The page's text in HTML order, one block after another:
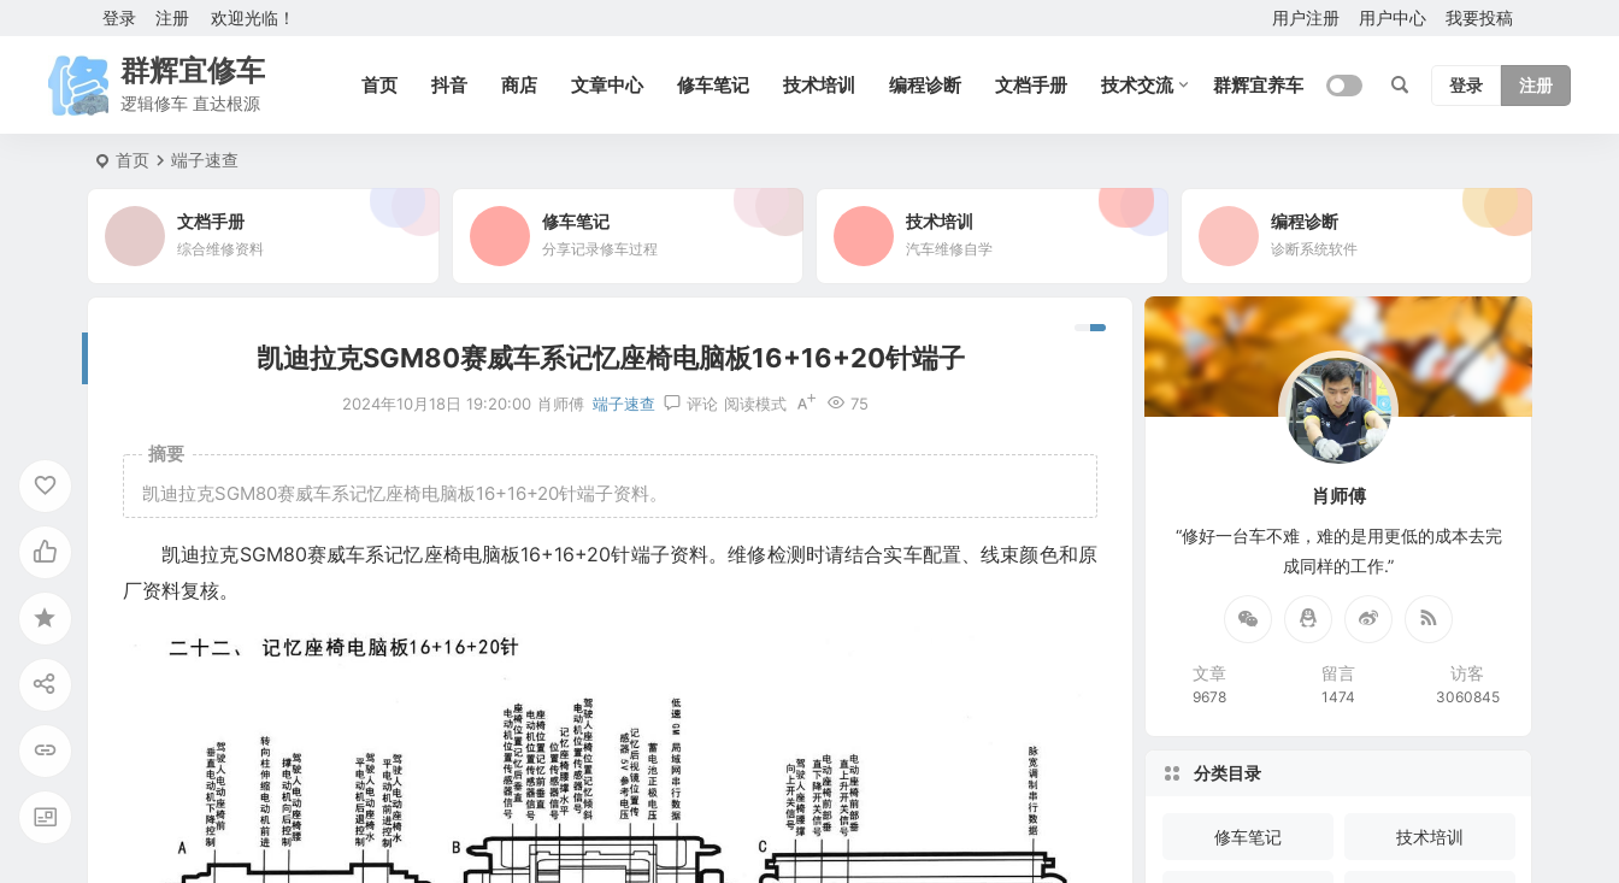
欢迎光临！
登录 注册 用户注册 用户中心 我要投稿
群辉宜修车
逻辑修车 直达根源
首页 抖音 商店 文章中心 修车笔记 技术培训 编程诊断 文档手册 技术交流 群辉宜养车 登录 注册
首页 端子速查
文档手册
综合维修资料
修车笔记
分享记录修车过程
技术培训
汽车维修自学
编程诊断
诊断系统软件
凯迪拉克SGM80赛威车系记忆座椅电脑板16+16+20针端子
2024年10月18日 19:20:00 肖师傅 端子速查 评论 75
阅读模式
摘要
凯迪拉克SGM80赛威车系记忆座椅电脑板16+16+20针端子资料。
凯迪拉克SGM80赛威车系记忆座椅电脑板16+16+20针端子资料。维修检测时请结合实车配置、线束颜色和原
厂资料复核。
肖师傅
“修好一台车不难，难的是用更低的成本去完
成同样的工作.”
文章
9678
留言
1474
访客
3060845
分类目录
修车笔记 技术培训